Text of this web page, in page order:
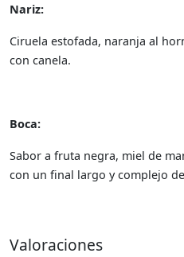
Nariz:
Ciruela estofada, naranja al
con canela.
Boca:
Sabor a fruta negra, miel de
con un final largo y complejo
Valoraciones